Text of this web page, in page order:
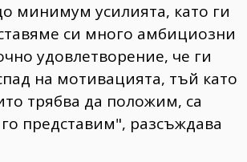
минимум усилията, като ги
си много амбициозни
удовлетворение, че ги
на мотивацията, тъй като
трябва да положим, са
представим", разсъждава